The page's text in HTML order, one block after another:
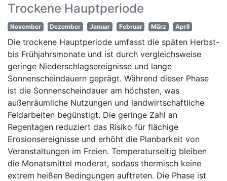
Trockene Hauptperiode
November Dezember Januar Februar März April
Die trockene Hauptperiode umfasst die späten Herbst-
bis Frühjahrsmonate und ist durch vergleichsweise
geringe Niederschlagsereignisse und lange
Sonnenscheindauern geprägt. Während dieser Phase
ist die Sonnenscheindauer am höchsten, was
außenräumliche Nutzungen und landwirtschaftliche
Feldarbeiten begünstigt. Die geringe Zahl an
Regentagen reduziert das Risiko für flächige
Erosionsereignisse und erhöht die Planbarkeit von
Veranstaltungen im Freien. Temperaturseitig bleiben
die Monatsmittel moderat, sodass thermisch keine
extrem heißen Bedingungen auftreten. Die Phase ist